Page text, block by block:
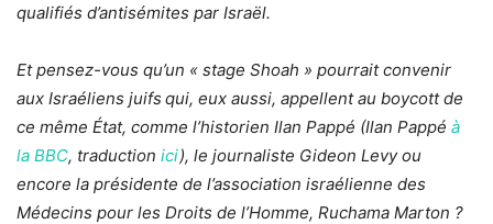
qualifiés d’antisémites par Israël.
Et pensez-vous qu’un « stage Shoah » pourrait convenir
aux Israéliens juifs qui, eux aussi, appellent au boycott de
ce même État, comme l’historien Ilan Pappé (Ilan Pappé à
la BBC, traduction ici), le journaliste Gideon Levy ou
encore la présidente de l’association israélienne des
Médecins pour les Droits de l’Homme, Ruchama Marton ?